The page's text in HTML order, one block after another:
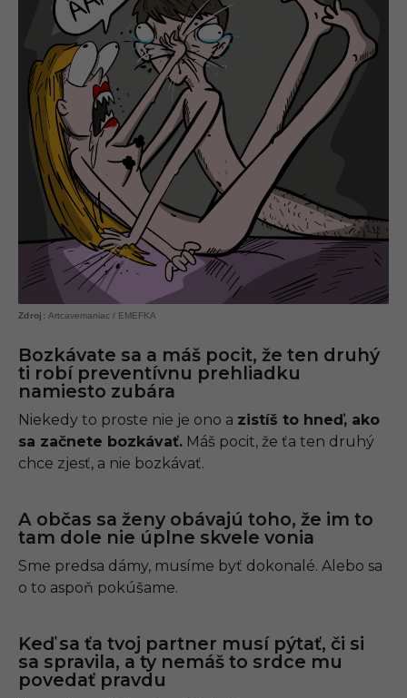
Artcavemaniac / EMEFKA
Bozkávate sa a máš pocit, že ten druhý
ti robí preventívnu prehliadku
namiesto zubára
Niekedy to proste nie je ono a zistíš to hneď, ako
sa začnete bozkávať. Máš pocit, že ťa ten druhý
chce zjesť, a nie bozkávať.
A občas sa ženy obávajú toho, že im to
tam dole nie úplne skvele vonia
Sme predsa dámy, musíme byť dokonalé. Alebo sa
o to aspoň pokúšame.
Keď sa ťa tvoj partner musí pýtať, či si
sa spravila, a ty nemáš to srdce mu
povedať pravdu